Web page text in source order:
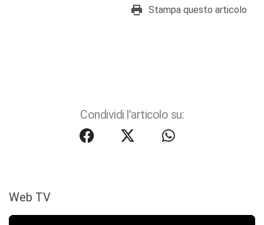
Stampa questo articolo
Condividi l'articolo su:
Web TV